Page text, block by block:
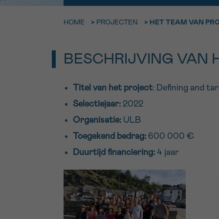
HOME > PROJECTEN > HET TEAM VAN
BESCHRIJVING VAN
Titel van het project: Defining and
Selectiejaar: 2022
Organisatie: ULB
Toegekend bedrag: 600 000 €
Duurtijd financiering: 4 jaar
Bel ons
EMAIL
Ik aanvaard de